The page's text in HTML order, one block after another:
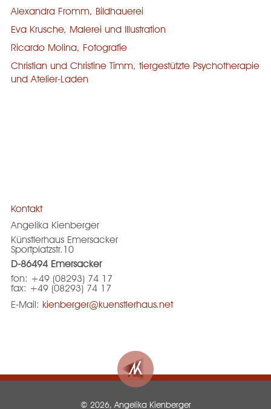
Alexandra Fromm, Bildhauerei
Eva Krusche, Malerei und Illustration
Ricardo Molina, Fotografie
Christian und Christine Timm, tiergestützte Psychotherapie
und Atelier-Laden
Kontakt
Angelika Kienberger
Künstlerhaus Emersacker
Sportplatzstr.10
D-86494 Emersacker
fon: +49 (08293) 74 17
fax: +49 (08293) 74 17
E-Mail: kienberger@kuenstlerhaus.net
© 2026, Angelika Kienberger